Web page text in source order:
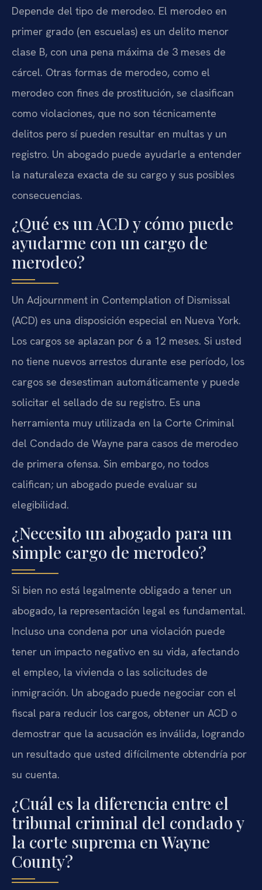
Depende del tipo de merodeo. El merodeo en
primer grado (en escuelas) es un delito menor
clase B, con una pena máxima de 3 meses de
cárcel. Otras formas de merodeo, como el
merodeo con fines de prostitución, se clasifican
como violaciones, que no son técnicamente
delitos pero sí pueden resultar en multas y un
registro. Un abogado puede ayudarle a entender
la naturaleza exacta de su cargo y sus posibles
consecuencias.
¿Qué es un ACD y cómo puede
ayudarme con un cargo de
merodeo?
Un Adjournment in Contemplation of Dismissal
(ACD) es una disposición especial en Nueva York.
Los cargos se aplazan por 6 a 12 meses. Si usted
no tiene nuevos arrestos durante ese período, los
cargos se desestiman automáticamente y puede
solicitar el sellado de su registro. Es una
herramienta muy utilizada en la Corte Criminal
del Condado de Wayne para casos de merodeo
de primera ofensa. Sin embargo, no todos
califican; un abogado puede evaluar su
elegibilidad.
¿Necesito un abogado para un
simple cargo de merodeo?
Si bien no está legalmente obligado a tener un
abogado, la representación legal es fundamental.
Incluso una condena por una violación puede
tener un impacto negativo en su vida, afectando
el empleo, la vivienda o las solicitudes de
inmigración. Un abogado puede negociar con el
fiscal para reducir los cargos, obtener un ACD o
demostrar que la acusación es inválida, logrando
un resultado que usted difícilmente obtendría por
su cuenta.
¿Cuál es la diferencia entre el
tribunal criminal del condado y
la corte suprema en Wayne
County?